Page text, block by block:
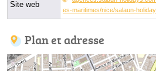
Site web
es-maritimes/nice/salaun-
Plan et adresse